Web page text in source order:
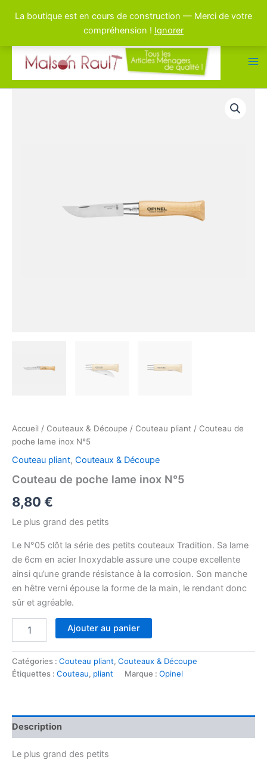
La boutique est en cours de construction — Merci de votre
compréhension ! Ignorer
contenu
Accueil / Couteaux & Découpe / Couteau pliant / Couteau de
poche lame inox N°5
Couteau pliant, Couteaux & Découpe
Couteau de poche lame inox N°5
8,80 €
Le plus grand des petits
Le N°05 clôt la série des petits couteaux Tradition. Sa lame
de 6cm en acier Inoxydable assure une coupe excellente
ainsi qu’une grande résistance à la corrosion. Son manche
en hêtre verni épouse la forme de la main, le rendant donc
sûr et agréable.
de
poche
Ajouter au panier
Catégories : Couteau pliant, Couteaux & Découpe
Étiquettes : Couteau, pliant Marque : Opinel
Description
Le plus grand des petits